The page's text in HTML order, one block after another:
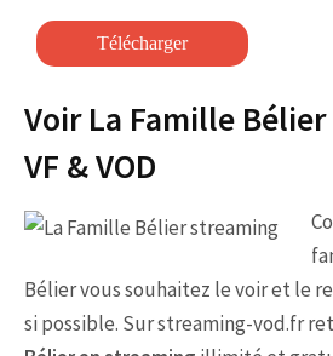
Voir La Famille
VF & VOD
Bélier vous souhaitez le voir et le
si possible. Sur streaming-vod.fr